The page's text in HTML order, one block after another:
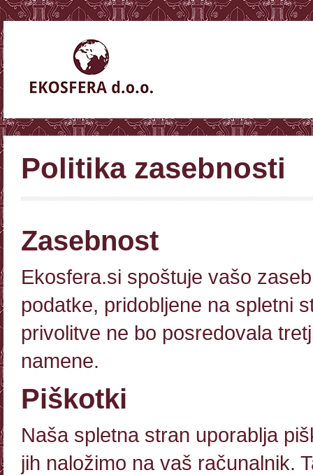
Politika zasebnosti
Zasebnost
Ekosfera.si spoštuje vašo
podatke, pridobljene na spletni
privolitve ne bo posredovala
namene.
Piškotki
Naša spletna stran uporablja
jih naložimo na vaš računalnik.